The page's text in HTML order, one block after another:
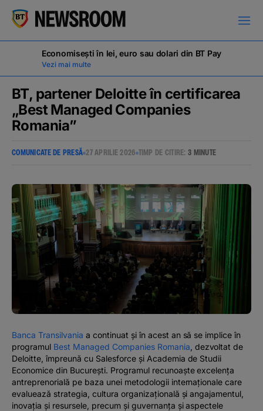
NOUTĂȚI
ANUNȚURI
#BTVOICE
BLOG
Economisești în lei, euro sau dolari din BT Pay
Vezi mai multe
BT, partener Deloitte în certificarea
„Best Managed Companies
Romania”
COMUNICATE DE PRESĂ 27 APRILIE 2026 TIMP DE CITIRE:3 MINUTE
Banca Transilvania a continuat și în acest an să se implice în
programul Best Managed Companies Romania , dezvoltat de
Deloitte, împreună cu Salesforce şi Academia de Studii
Economice din București. Programul recunoaște excelența
antreprenorială pe baza unei metodologii internaționale care
evaluează strategia, cultura organizațională și angajamentul,
inovația și resursele, precum și guvernanţa și aspectele